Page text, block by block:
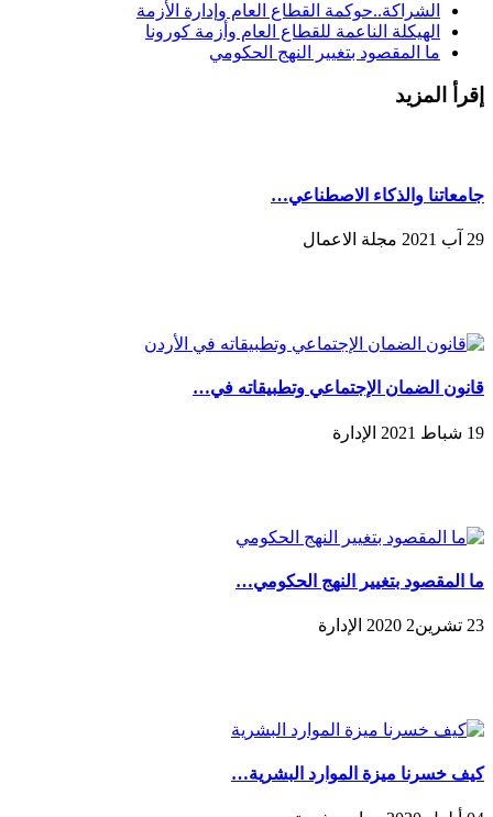
الشراكة..حوكمة القطاع العام وإدارة الأزمة
الهيكلة الناعمة للقطاع العام وأزمة كورونا
ما المقصود بتغيير النهج الحكومي
إقرأ المزيد
جامعاتنا والذكاء الاصطناعي…
29 آب 2021 مجلة الاعمال
قانون الضمان الإجتماعي وتطبيقاته في…
19 شباط 2021 الإدارة
ما المقصود بتغيير النهج الحكومي…
23 تشرين2 2020 الإدارة
كيف خسرنا ميزة الموارد البشرية…